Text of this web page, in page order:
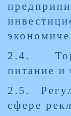
2.4.
питание и
2.5.
сфере